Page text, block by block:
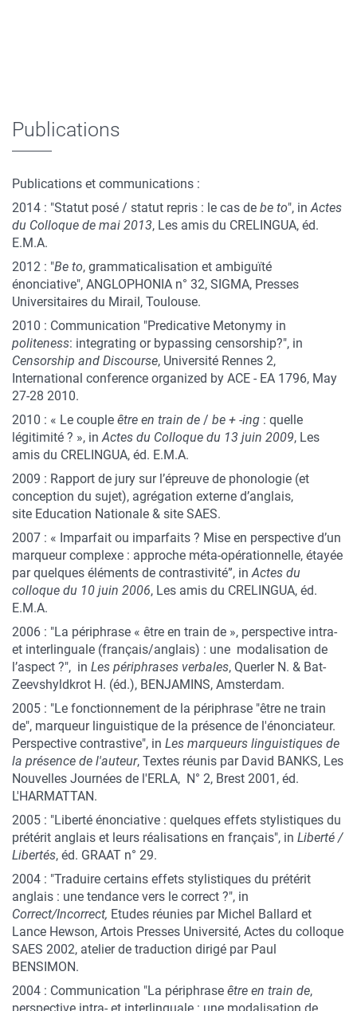
Publications
Publications et communications :
2014 : "Statut posé / statut repris : le cas de be to", inActes
du Colloque de mai 2013, Les amis du CRELINGUA, éd.
E.M.A.
2012 : "Be to, grammaticalisation et ambiguïté
énonciative", ANGLOPHONIA n° 32, SIGMA, Presses
Universitaires du Mirail, Toulouse.
2010 : Communication "Predicative Metonymy in
politeness: integrating or bypassing censorship?", in
Censorship and Discourse, Université Rennes 2,
International conference organized by ACE - EA 1796, May
27-28 2010.
2010 : « Le couple être en train de / be + -ing : quelle
légitimité ? », inActes du Colloque du 13 juin 2009, Les
amis du CRELINGUA, éd. E.M.A.
2009 : Rapport de jury sur l’épreuve de phonologie (et
conception du sujet), agrégation externe d’anglais,
site Education Nationale & site SAES.
2007 : « Imparfait ou imparfaits ? Mise en perspective d’un
marqueur complexe : approche méta-opérationnelle, étayée
par quelques éléments de contrastivité”, inActes du
colloque du 10 juin 2006, Les amis du CRELINGUA, éd.
E.M.A.
2006 : "La périphrase « être en train de », perspective intra-
et interlinguale (français/anglais) : une modalisation de
l’aspect ?", in Les périphrases verbales, Querler N. & Bat-
Zeevshyldkrot H. (éd.), BENJAMINS, Amsterdam.
2005 : "Le fonctionnement de la périphrase "être ne train
de", marqueur linguistique de la présence de l'énonciateur.
Perspective contrastive", in Les marqueurs linguistiques de
la présence de l'auteur, Textes réunis par David BANKS, Les
Nouvelles Journées de l'ERLA, N° 2, Brest 2001, éd.
L'HARMATTAN.
2005 : "Liberté énonciative : quelques effets stylistiques du
prétérit anglais et leurs réalisations en français", in Liberté /
Libertés, éd. GRAAT n° 29.
2004 : "Traduire certains effets stylistiques du prétérit
anglais : une tendance vers le correct ?", in
Correct/Incorrect, Etudes réunies par Michel Ballard et
Lance Hewson, Artois Presses Université, Actes du colloque
SAES 2002, atelier de traduction dirigé par Paul
BENSIMON.
2004 : Communication "La périphrase être en train de,